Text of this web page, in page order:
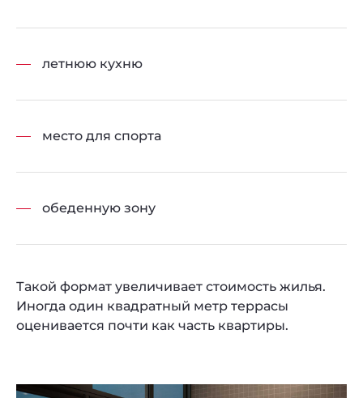
летнюю кухню
место для спорта
обеденную зону
Такой формат увеличивает стоимость жилья.
Иногда один квадратный метр террасы
оценивается почти как часть квартиры.